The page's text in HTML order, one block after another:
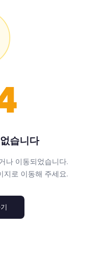
습니다
나 이동되었습니다.
지로 이동해 주세요.